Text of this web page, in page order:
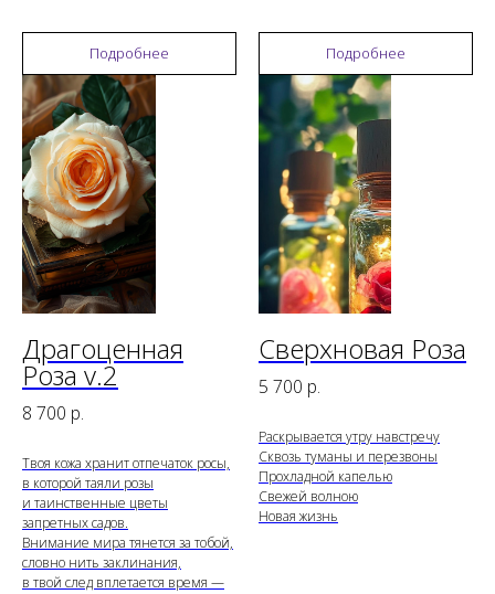
Подробнее Подробнее
Драгоценная
Роза v.2
8 700 р.
Твоя кожа хранит отпечаток росы,
в которой таяли розы
и таинственные цветы
запретных садов.
Внимание мира тянется за тобой,
словно нить заклинания,
в твой след вплетается время —
Сверхновая Роза
5 700 р.
Раскрывается утру навстречу
Сквозь туманы и перезвоны
Прохладной капелью
Свежей волною
Новая жизнь